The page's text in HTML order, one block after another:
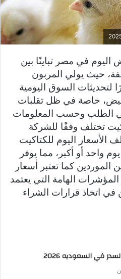
في مصر تباينًا بين
حيث يولي المربون
لتحديثات السوق اليومية
خاصة في ظل تقلبات
في الطلب وحسب المعلومات
تختلف وفقًا للشركة
الأسعار اليوم للكتاكيت
واحد أو أكبر، مما يوفر
الموردين كما تعتبر أسعار
الهامة التي يعتمد
في اتخاذ قرارات الشراء
في السعوديه 2026